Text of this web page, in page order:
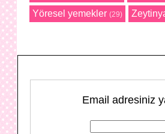
Yöresel yemekler (29)
Email adresiniz